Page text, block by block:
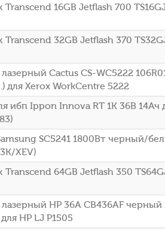
16GB Jetflash 700
32GB Jetflash 370
Cactus CS-WC5222
для Xerox WorkCentre 5222
ибп Ippon Innova RT 1K 36В 14Ач
SC5241 1800Вт черный/
XEV)
64GB Jetflash 350
HP 36A CB436AF черный
HP LJ P1505